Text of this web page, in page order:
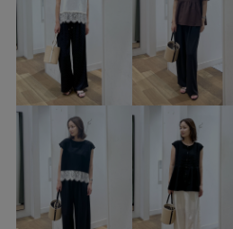
26SS10r 26SS_ジ
2BUY10%OFF対象商品
RP26SS着映えトップス
ちゃんとプラスかわいい保証
サステナブル セットアップ
夏の機能素材アイテム